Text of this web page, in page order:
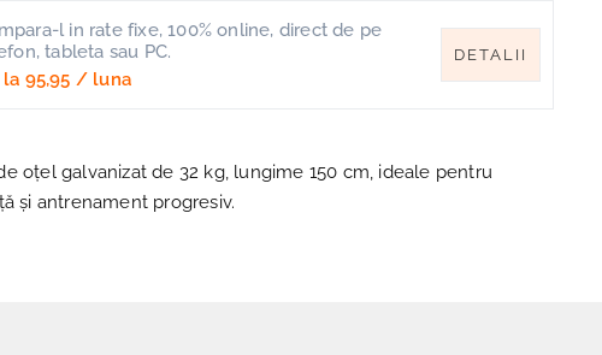
l in rate fixe, 100% online, direct de pe
tableta sau PC.
la 95,95 / luna
DETALII
oțel galvanizat de 32 kg, lungime 150 cm, ideale pentru
și antrenament progresiv.